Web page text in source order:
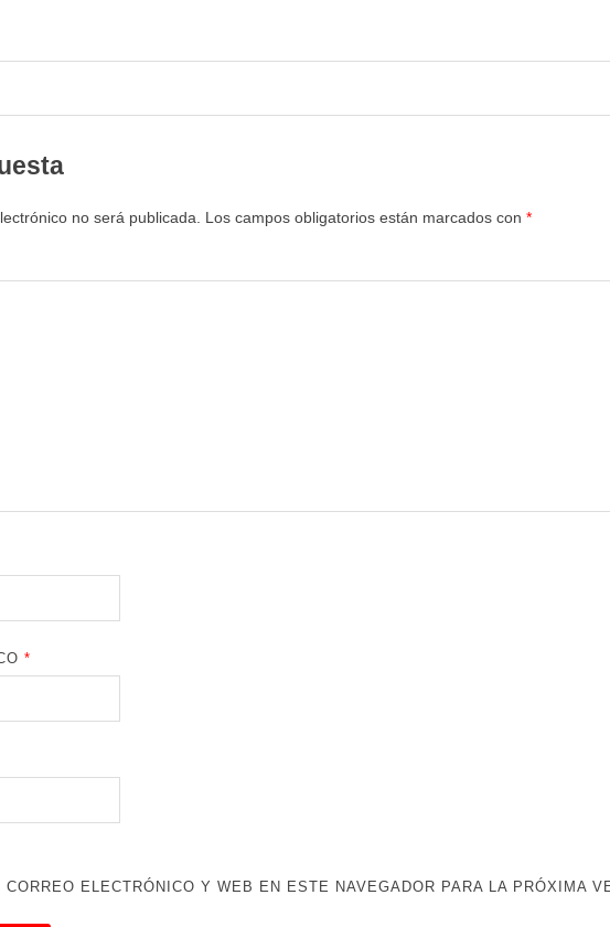
no será publicada. Los campos obligatorios están marcados con *
*
ELECTRÓNICO Y WEB EN ESTE NAVEGADOR PARA LA PRÓXIMA